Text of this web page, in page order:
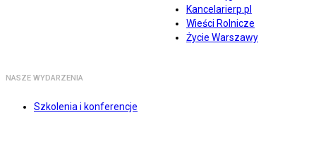
Kancelarierp.pl
Wieści Rolnicze
Życie Warszawy
NASZE WYDARZENIA
Szkolenia i konferencje